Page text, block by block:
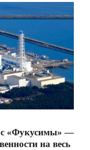
с «Фукусимы» —
на весь